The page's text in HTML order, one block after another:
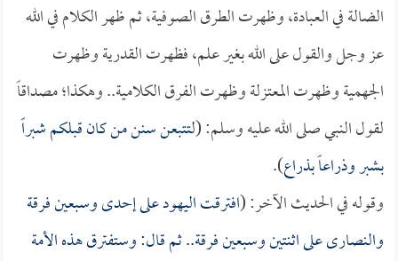
الضالة في العبادة، وظهرت الطرق الصوفية، ثم ظهر الكلام في الله
عز وجل والقول على الله بغير علم، فظهرت القدرية وظهرت
الجهمية وظهرت المعتزلة وظهرت الفرق الكلامية.. وهكذا؛ مصداقاً
لقول النبي صلى الله عليه وسلم: (لتتبعن سنن من كان قبلكم شبراً
بشبر وذراعاً بذراع).
وقوله في الحديث الآخر: (افترقت اليهود على إحدى وسبعين فرقة
والنصارى على اثنتين وسبعين فرقة.. ثم قال: وستفترق هذه الأمة